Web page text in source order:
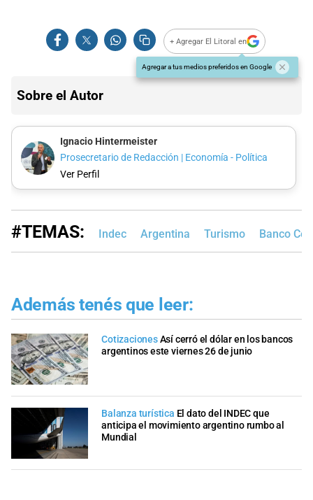
+ Agregar El Litoral en
Agregar a tus medios preferidos en Google
Sobre el Autor
Ignacio Hintermeister
Prosecretario de Redacción | Economía - Política
Ver Perfil
#TEMAS: Indec Argentina Turismo Banco
Además tenés que leer:
CotizacionesAsí cerró el dólar en los bancos
argentinos este viernes 26 de junio
Balanza turística El dato del INDEC que
anticipa el movimiento argentino rumbo al
Mundial